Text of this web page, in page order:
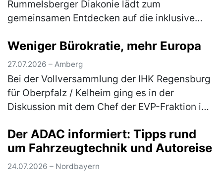
Rummelsberger Diakonie lädt zum
gemeinsamen Entdecken auf die inklusive
ein Dem Element Wasser gehen die
Teilnehmer*innen am Mitt…
Weniger Bürokratie, mehr Europa
27.07.2026 – Amberg
Bei der Vollversammlung der IHK Regensburg
für Oberpfalz / Kelheim ging es in der
Diskussion mit dem Chef der EVP-Fraktion im
mehr Praxisnähe bei der EU-Polit…(mehr)
Der ADAC informiert: Tipps rund
um Fahrzeugtechnik und Autoreise
24.07.2026 – Nordbayern